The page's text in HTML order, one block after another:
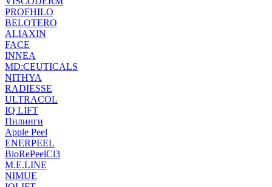
PROFHILO
BELOTERO
ALIAXIN
FACE
INNEA
MD:CEUTICALS
NITHYA
RADIESSE
ULTRACOL
IQ LIFT
Пилинги
Apple Peel
ENERPEEL
BioRePeelCl3
M.E.LINE
NIMUE